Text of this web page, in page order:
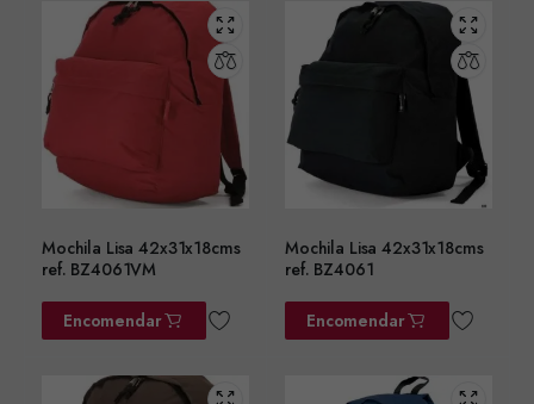
Mochila Lisa 42x31x18cms
ref. BZ4061VM
Encomendar
Mochila Lisa 42x31x18cms
ref. BZ4061
Encomendar